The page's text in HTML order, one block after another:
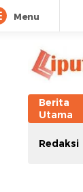
Menu
Berita
Utama
Redaksi